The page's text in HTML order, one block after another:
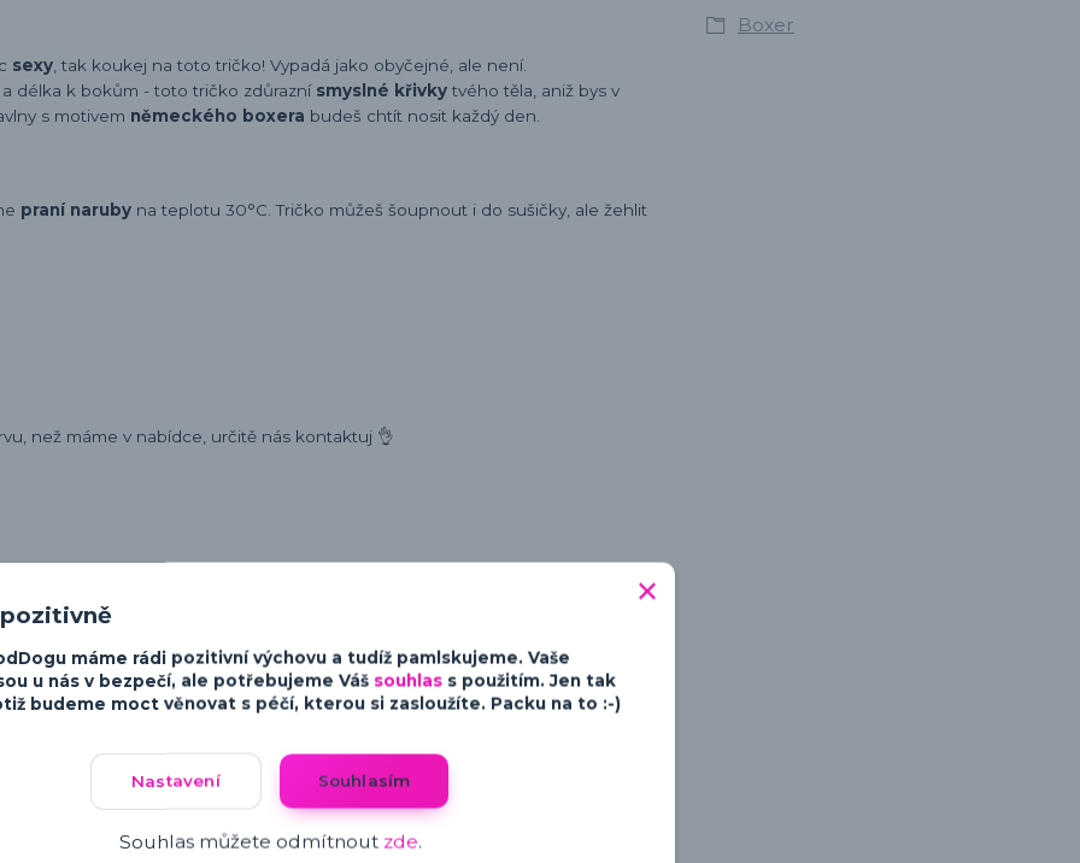
sexy , tak koukej na toto tričko! Vypadá jako obyčejné, ale není.
délka k bokům - toto tričko zdůrazní smyslné křivky tvého těla, aniž bys v
s motivem německého boxera budeš chtít nosit každý den.
praní naruby na teplotu 30°C. Tričko můžeš šoupnout i do sušičky, ale žehlit
než máme v nabídce, určitě nás kontaktuj 👌
a charakter psů. Od minimalistických a moderních designů po vtipné a hravé
ke psům.
Boxer
máme rádi pozitivní výchovu a tudíž pamlskujeme. Vaše
u nás v bezpečí, ale potřebujeme Váš souhlas s použitím. Jen tak
budeme moct věnovat s péčí, kterou si zasloužíte. Packu na to :-)
Nastavení Souhlasím
Souhlas můžete odmítnout zde.